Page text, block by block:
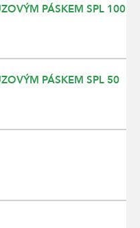
PÁSKEM SPL 100
PÁSKEM SPL 50